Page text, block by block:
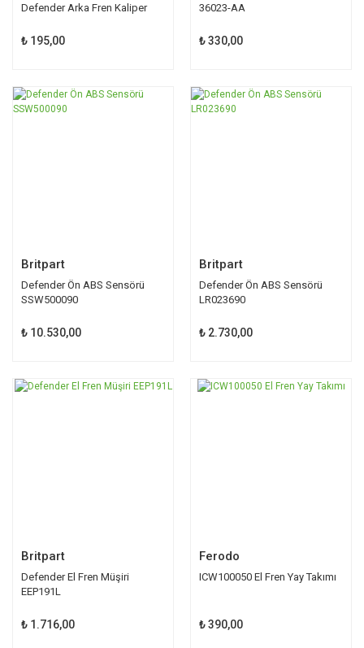
Defender Arka Fren Kaliper
₺ 195,00
36023-AA
₺ 330,00
Britpart
Defender Ön ABS Sensörü
SSW500090
₺ 10.530,00
Britpart
Defender Ön ABS Sensörü
LR023690
₺ 2.730,00
Britpart
Defender El Fren Müşiri
EEP191L
₺ 1.716,00
Ferodo
ICW100050 El Fren Yay Takımı
₺ 390,00